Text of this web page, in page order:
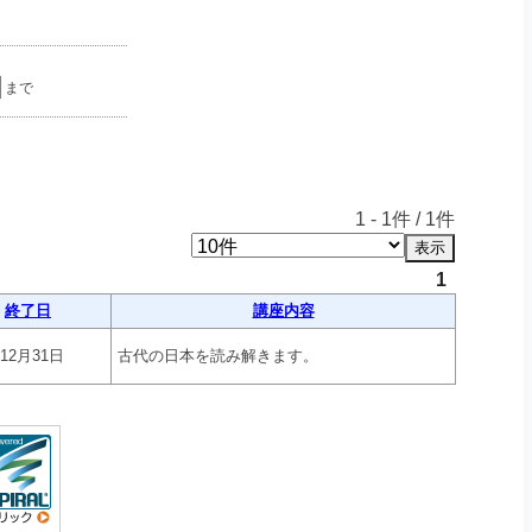
まで
1 - 1件 / 1件
1
終了日 講座内容
月31日 古代の日本を読み解きます。